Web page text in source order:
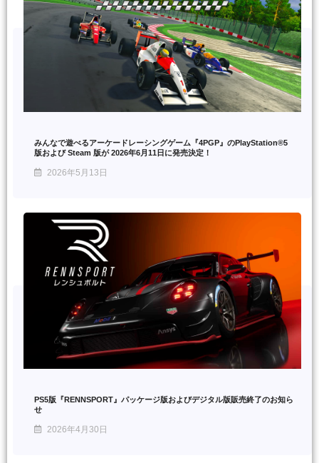
みんなで遊べるアーケードレーシングゲーム『4PGP』のPlayStation®5
版および Steam 版が 2026年6月11日に発売決定！
2026年5月13日
PS5版『RENNSPORT』パッケージ版およびデジタル版販売終了のお知ら
せ
2026年4月30日